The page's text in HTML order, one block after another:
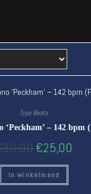
Type Beats
– 142 bpm
30,00€25,00
In winkelmand